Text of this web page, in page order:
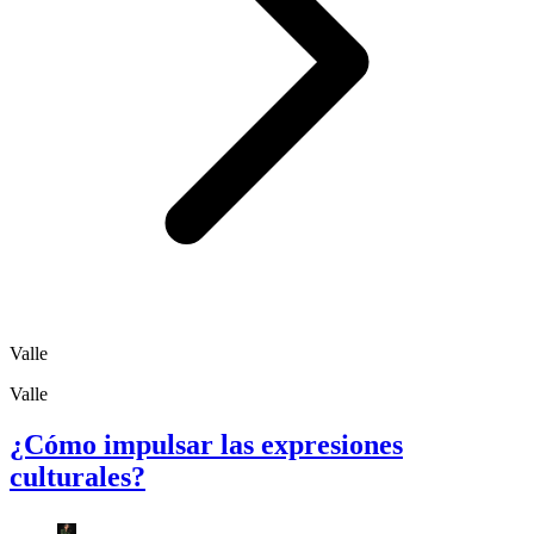
Valle
Valle
¿Cómo impulsar las expresiones
culturales?